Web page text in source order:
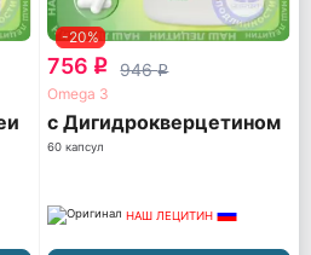
-20%
756 q 946q
Omega 3
с Дигидрокверцетином
60 капсул
НАШ ЛЕЦИТИН